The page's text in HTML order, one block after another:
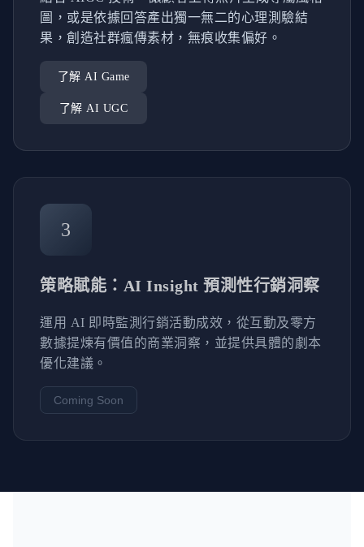
圖，或是依據回答產出獨一無二的心理測驗結
果，創造社群瘋傳素材，無痕收集偏好。
了解 AI Game
了解 AI UGC
3
策略賦能：AI Insight 預測性行銷洞察
運用 AI 即時監測行銷活動成效，從互動及零方
數據提煉有價值的商業洞察，並提供具體的劇本
優化建議。
Coming Soon